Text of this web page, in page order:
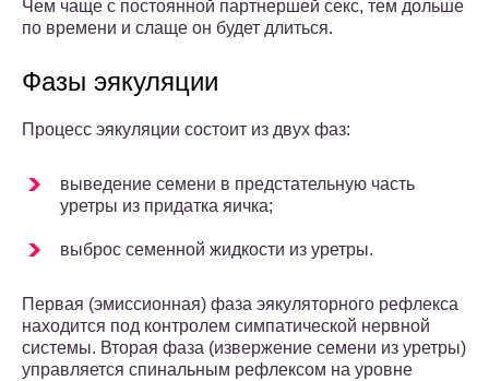
Чем чаще с постоянной партнершей секс, тем дольше
по времени и слаще он будет длиться.
Фазы эякуляции
Процесс эякуляции состоит из двух фаз:
выведение семени в предстательную часть
уретры из придатка яичка;
выброс семенной жидкости из уретры.
Первая (эмиссионная) фаза эякуляторного рефлекса
находится под контролем симпатической нервной
системы. Вторая фаза (извержение семени из уретры)
управляется спинальным рефлексом на уровне